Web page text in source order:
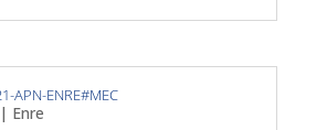
APN-ENRE#MEC
| Enre